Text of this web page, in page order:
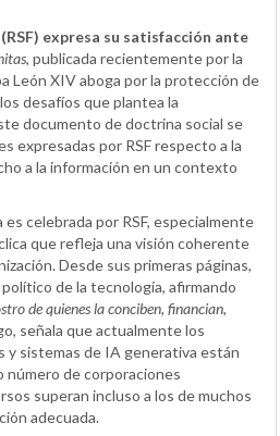
expresa su satisfacción ante
, publicada recientemente por la
León XIV aboga por la protección de
desafíos que plantea la
documento de doctrina social se
expresadas por RSF respecto a la
a la información en un contexto
es celebrada por RSF, especialmente
que refleja una visión coherente
Desde sus primeras páginas,
de la tecnología, afirmando
de quienes la conciben, financian,
señala que actualmente los
y sistemas de IA generativa están
de corporaciones
superan incluso a los de muchos
adecuada.